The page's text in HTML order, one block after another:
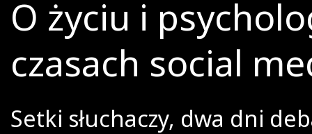
O życiu i
czasach social
Setki słuchaczy, dwa dni